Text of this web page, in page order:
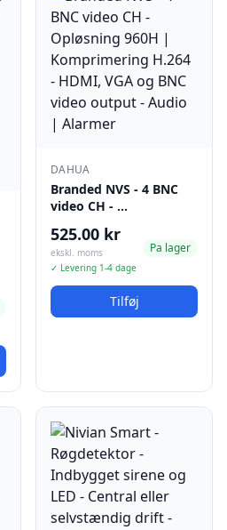
DAHUA
Branded NVS - 4 BNC
video CH - …
525.00 kr
ekskl. moms
✓ Levering 1-4 dage
Pa lager
Tilføj